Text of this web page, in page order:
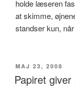
holde læseren
at skimme,
standser kun,
UDGIVET
DEN
MAJ 23, 2008
Papiret